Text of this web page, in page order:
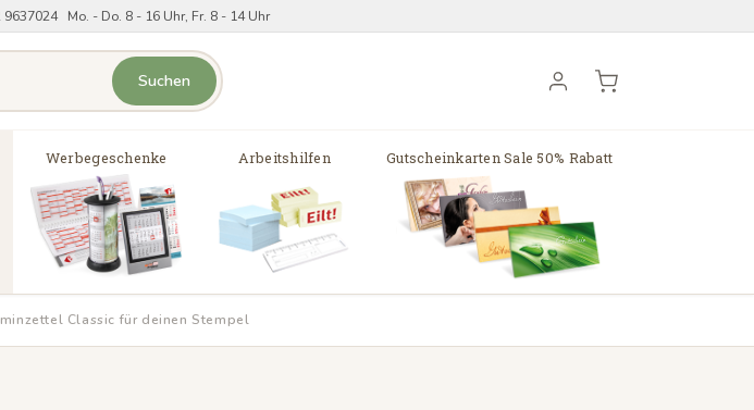
9637024 Mo. - Do. 8 - 16 Uhr, Fr. 8 - 14 Uhr
Suchen
Werbegeschenke Arbeitshilfen Gutscheinkarten Sale 50% Rabatt
Classic für deinen Stempel